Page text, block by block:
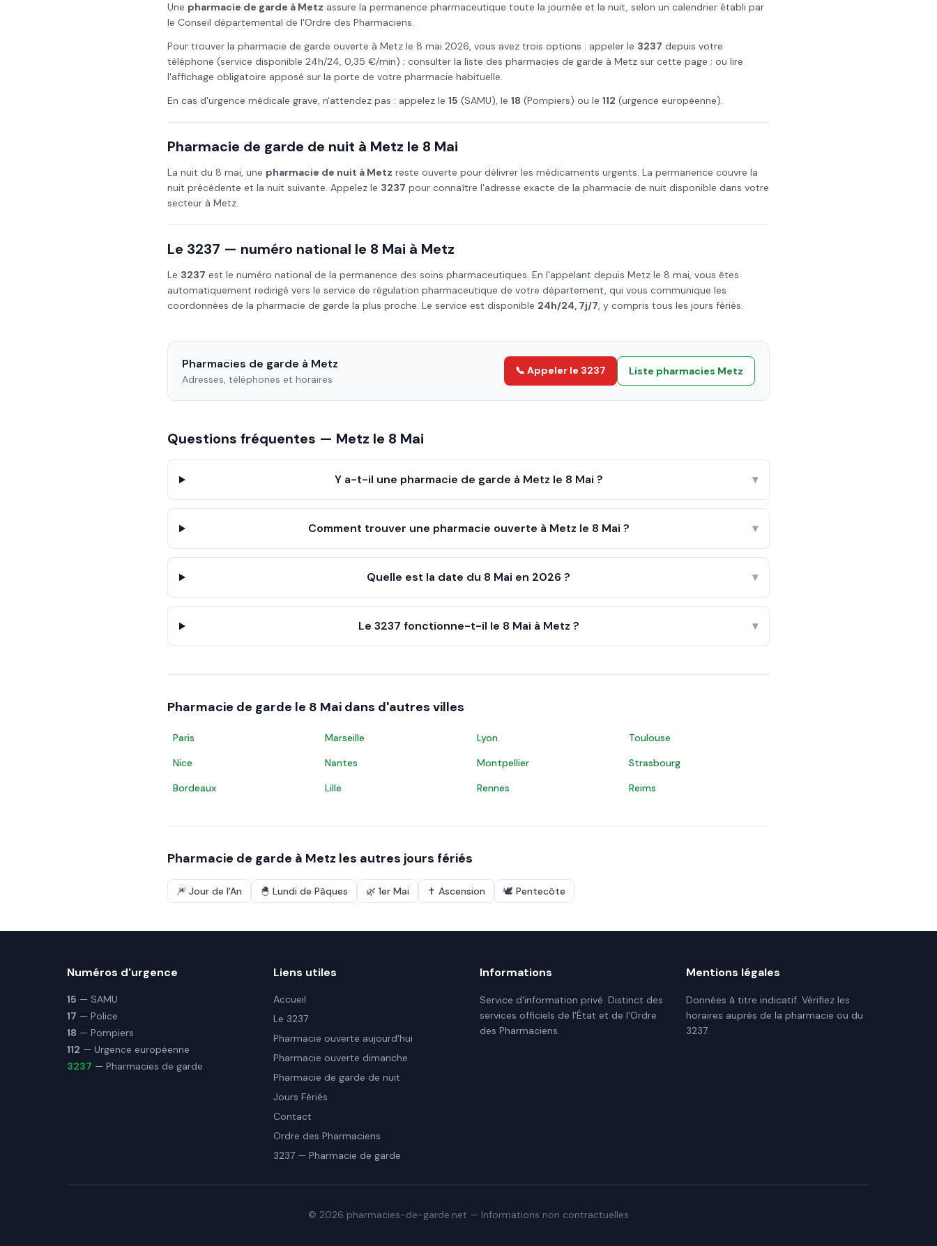
Une pharmacie de garde à Metz assure la permanence pharmaceutique toute la journée et la nuit, selon un calendrier établi par
le Conseil départemental de l'Ordre des Pharmaciens.
Pour trouver la pharmacie de garde ouverte à Metz le 8 mai 2026, vous avez trois options : appeler le 3237 depuis votre
téléphone (service disponible 24h/24, 0,35 €/min) ; consulter la liste des pharmacies de garde à Metz sur cette page ; ou lire
l'affichage obligatoire apposé sur la porte de votre pharmacie habituelle.
En cas d'urgence médicale grave, n'attendez pas : appelez le 15 (SAMU), le 18 (Pompiers) ou le 112 (urgence européenne).
Pharmacie de garde de nuit à Metz le 8 Mai
La nuit du 8 mai, une pharmacie de nuit à Metz reste ouverte pour délivrer les médicaments urgents. La permanence couvre la
nuit précédente et la nuit suivante. Appelez le 3237 pour connaître l'adresse exacte de la pharmacie de nuit disponible dans votre
secteur à Metz.
Le 3237 — numéro national le 8 Mai à Metz
Le 3237 est le numéro national de la permanence des soins pharmaceutiques. En l'appelant depuis Metz le 8 mai, vous êtes
automatiquement redirigé vers le service de régulation pharmaceutique de votre département, qui vous communique les
coordonnées de la pharmacie de garde la plus proche. Le service est disponible 24h/24, 7j/7, y compris tous les jours fériés.
Pharmacies de garde à Metz
Adresses, téléphones et horaires
📞 Appeler le 3237 Liste pharmacies Metz
Questions fréquentes — Metz le 8 Mai
Y a-t-il une pharmacie de garde à Metz le 8 Mai ? ▾
Comment trouver une pharmacie ouverte à Metz le 8 Mai ? ▾
Quelle est la date du 8 Mai en 2026 ? ▾
Le 3237 fonctionne-t-il le 8 Mai à Metz ? ▾
Pharmacie de garde le 8 Mai dans d'autres villes
Paris Marseille Lyon
Toulouse
Nice
Nantes Montpellier
Strasbourg
Bordeaux
Lille Rennes Reims
Pharmacie de garde à Metz les autres jours fériés
🎆 Jour de l'An 🐣 Lundi de Pâques 🌿 1er Mai ✝️ Ascension 🕊️ Pentecôte
Numéros d'urgence
15 — SAMU
17 — Police
18 — Pompiers
112 — Urgence européenne
3237 — Pharmacies de garde
Liens utiles
Accueil
Le 3237
Pharmacie ouverte aujourd'hui
Pharmacie ouverte dimanche
Pharmacie de garde de nuit
Jours Fériés
Contact
Ordre des Pharmaciens
3237 — Pharmacie de garde
Informations
Service d'information privé. Distinct des
services officiels de l'État et de l'Ordre
des Pharmaciens.
Mentions légales
Données à titre indicatif. Vérifiez les
horaires auprès de la pharmacie ou du
3237.
© 2026 pharmacies-de-garde.net — Informations non contractuelles